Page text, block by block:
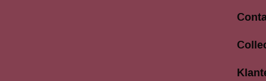
033